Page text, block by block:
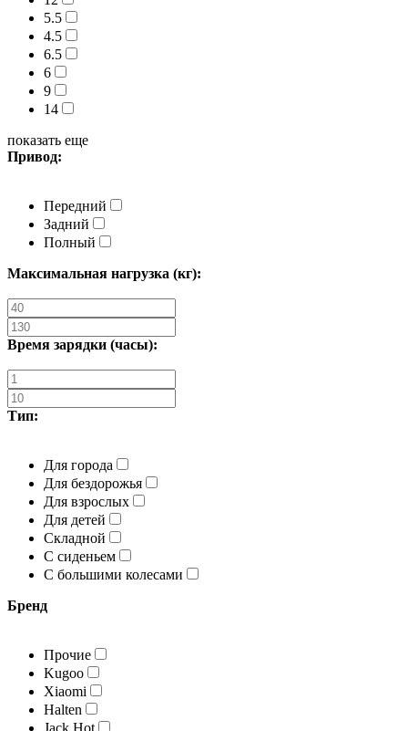
5.5
4.5
6.5
6
9
14
показать еще
Привод:
Передний
Задний
Полный
Максимальная нагрузка (кг):
Время зарядки (часы):
Тип:
Для города
Для бездорожья
Для взрослых
Для детей
Складной
С сиденьем
С большими колесами
Бренд
Прочие
Kugoo
Xiaomi
Halten
Jack Hot